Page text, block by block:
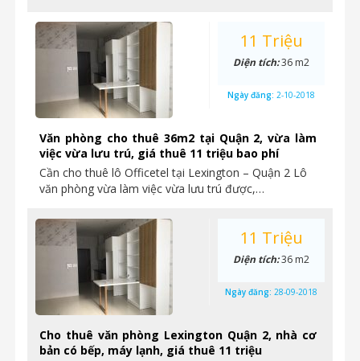
Văn phòng cho thuê 36m2 tại Quận 2, vừa làm
việc vừa lưu trú, giá thuê 11 triệu bao phí
Cần cho thuê lô Officetel tại Lexington – Quận 2 Lô
văn phòng vừa làm việc vừa lưu trú được,…
11 Triệu
Diện tích:36 m2
Ngày đăng: 2-10-2018
Cho thuê văn phòng Lexington Quận 2, nhà cơ
bản có bếp, máy lạnh, giá thuê 11 triệu
11 Triệu
Diện tích:36 m2
Ngày đăng: 28-09-2018